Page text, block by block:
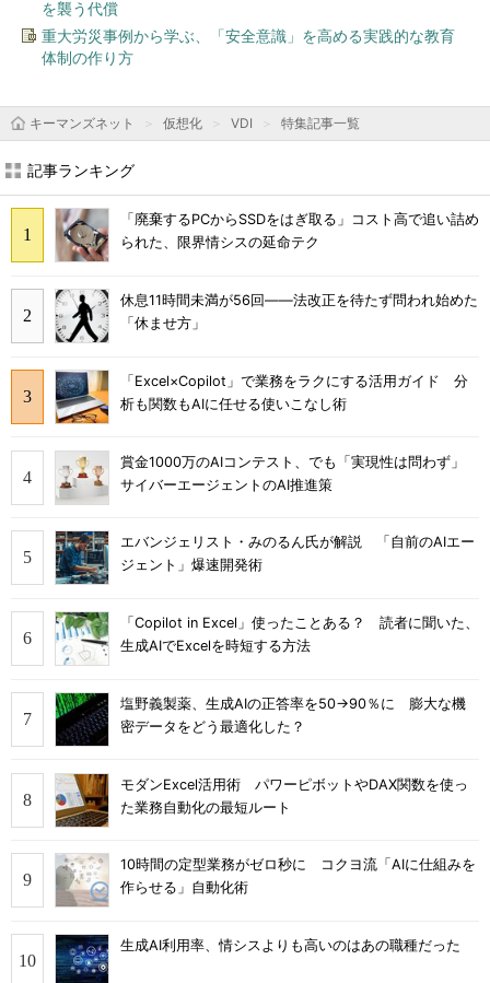
を襲う代償
重大労災事例から学ぶ、「安全意識」を高める実践的な教育
体制の作り方
キーマンズネット 仮想化 VDI 特集記事一覧
記事ランキング
「廃棄するPCからSSDをはぎ取る」コスト高で追い詰め
られた、限界情シスの延命テク
休息11時間未満が56回――法改正を待たず問われ始めた
「休ませ方」
「Excel×Copilot」で業務をラクにする活用ガイド 分
析も関数もAIに任せる使いこなし術
賞金1000万のAIコンテスト、でも「実現性は問わず」
サイバーエージェントのAI推進策
エバンジェリスト・みのるん氏が解説 「自前のAIエー
ジェント」爆速開発術
「Copilot in Excel」使ったことある？ 読者に聞いた、
生成AIでExcelを時短する方法
塩野義製薬、生成AIの正答率を50→90％に 膨大な機
密データをどう最適化した？
モダンExcel活用術 パワーピボットやDAX関数を使っ
た業務自動化の最短ルート
10時間の定型業務がゼロ秒に コクヨ流「AIに仕組みを
作らせる」自動化術
生成AI利用率、情シスよりも高いのはあの職種だった